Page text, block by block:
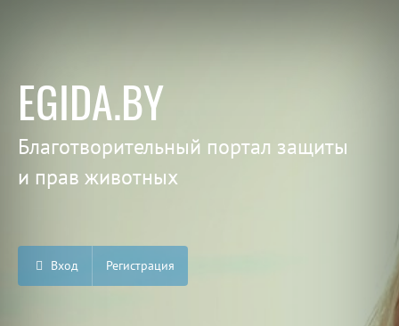
EGIDA.BY
Благотворительный портал защиты
и прав животных
Вход Регистрация